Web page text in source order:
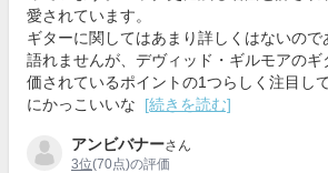
愛されています。
ギターに関してはあまり詳しくはないので
語れませんが、デヴィッド・ギルモアの
価されているポイントの1つらしく注目し
にかっこいいな
[続きを読む]
アンビバナーさん
3位(70点)の評価